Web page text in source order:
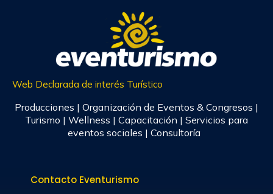
Web Declarada de interés Turístico
Producciones | Organización de Eventos & Congresos |
Turismo | Wellness | Capacitación | Servicios para
eventos sociales | Consultoría
Contacto Eventurismo